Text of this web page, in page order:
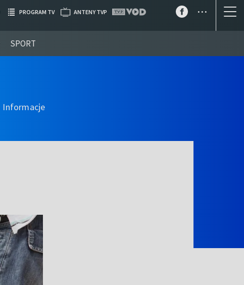
SPORT
PROGRAM TV ANTENY TVP ...
Informacje